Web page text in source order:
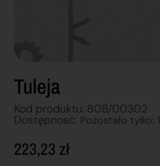
Tuleja
Kod produktu: 808/00302
Dostępnosć: Pozostało tylko: 1
223,23 zł